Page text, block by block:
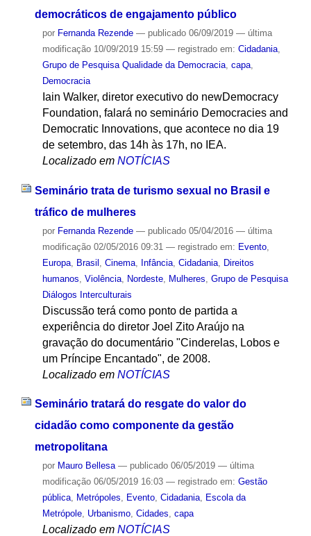
democráticos de engajamento público
por Fernanda Rezende — publicado06/09/2019 — última
modificação10/09/2019 15:59 — registrado em: Cidadania,
Grupo de Pesquisa Qualidade da Democracia, capa,
Democracia
Iain Walker, diretor executivo do newDemocracy
Foundation, falará no seminário Democracies and
Democratic Innovations, que acontece no dia 19
de setembro, das 14h às 17h, no IEA.
Localizado em NOTÍCIAS
Seminário trata de turismo sexual no Brasil e
tráfico de mulheres
por Fernanda Rezende — publicado05/04/2016 — última
modificação02/05/2016 09:31 — registrado em: Evento,
Europa, Brasil Cinema, Infância, Cidadania, Direitos
humanos Violência, Nordeste, Mulheres Grupo de Pesquisa
Diálogos Interculturais
Discussão terá como ponto de partida a
experiência do diretor Joel Zito Araújo na
gravação do documentário "Cinderelas, Lobos e
um Príncipe Encantado", de 2008.
Localizado em NOTÍCIAS
Seminário tratará do resgate do valor do
cidadão como componente da gestão
metropolitana
por Mauro Bellesa — publicado06/05/2019 — última
modificação06/05/2019 16:03 — registrado em: Gestão
pública, Metrópoles, Evento, Cidadania, Escola da
Metrópole, Urbanismo, Cidades, capa
Localizado em NOTÍCIAS